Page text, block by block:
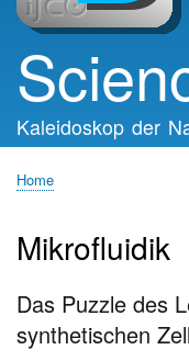
Kaleidoskop der
Home
Mikrofluidik
Das Puzzle des
synthetischen